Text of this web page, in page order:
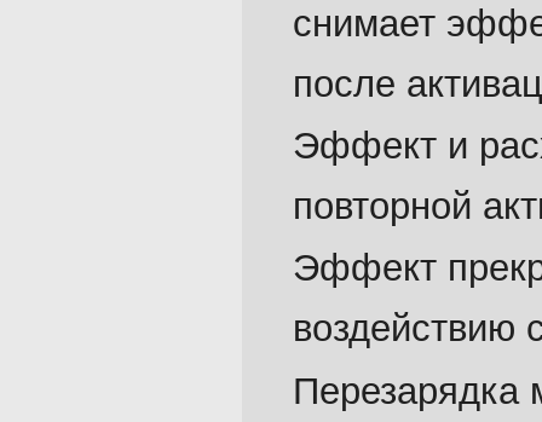
снимает
после
Эффект и
повторной
Эффект
воздействию
Перезарядка